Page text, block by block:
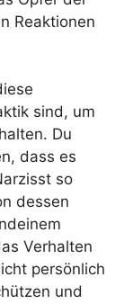
Reaktionen
sind, um
Du
dass es
so
dessen
Verhalten
persönlich
und